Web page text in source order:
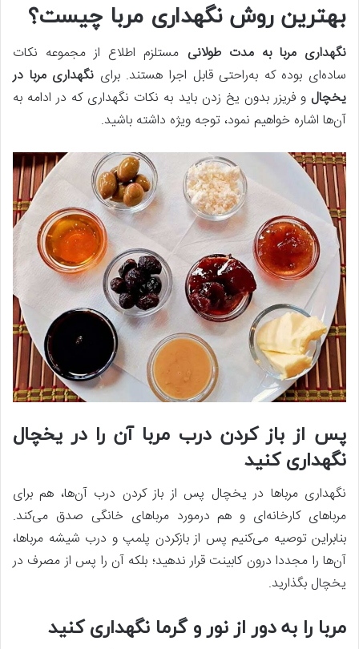
بهترین روش نگهداری مربا چیست؟
نگهداری مربا به مدت طولانی مستلزم اطلاع از مجموعه نکات
ساده‌ای بوده که به‌راحتی قابل‌ اجرا هستند. برای نگهداری مربا در
یخچال و فریزر بدون یخ زدن باید به نکات نگهداری که در ادامه به
آن‌ها اشاره خواهیم نمود، توجه ویژه داشته باشید.
پس‌ از باز کردن درب مربا آن را در یخچال
نگهداری کنید
نگهداری مرباها در یخچال پس‌ از باز کردن درب آن‌ها، هم برای
مرباهای کارخانه‌ای و هم درمورد مرباهای خانگی صدق می‌کند.
بنابراین توصیه می‌کنیم پس‌ از بازکردن پلمپ و درب شیشه مرباها،
آن‌ها را مجددا درون کابینت قرار ندهید؛ بلکه آن را پس‌ از مصرف در
یخچال بگذارید.
مربا را به‌ دور از نور و گرما نگهداری کنید